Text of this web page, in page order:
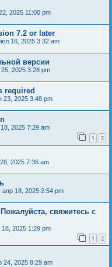
2025 11:00 pm
7.2 or later
16, 2025 3:32 am
версии
2025 3:28 pm
required
23, 2025 3:48 pm
2025 7:29 am
1 2
2025 7:36 am
апр 18, 2025 2:54 pm
свяжитесь с
2025 1:29 pm
1 2
24, 2025 8:29 am